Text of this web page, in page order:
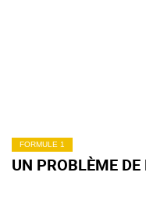
FORMULE 1
UN PROBLÈME